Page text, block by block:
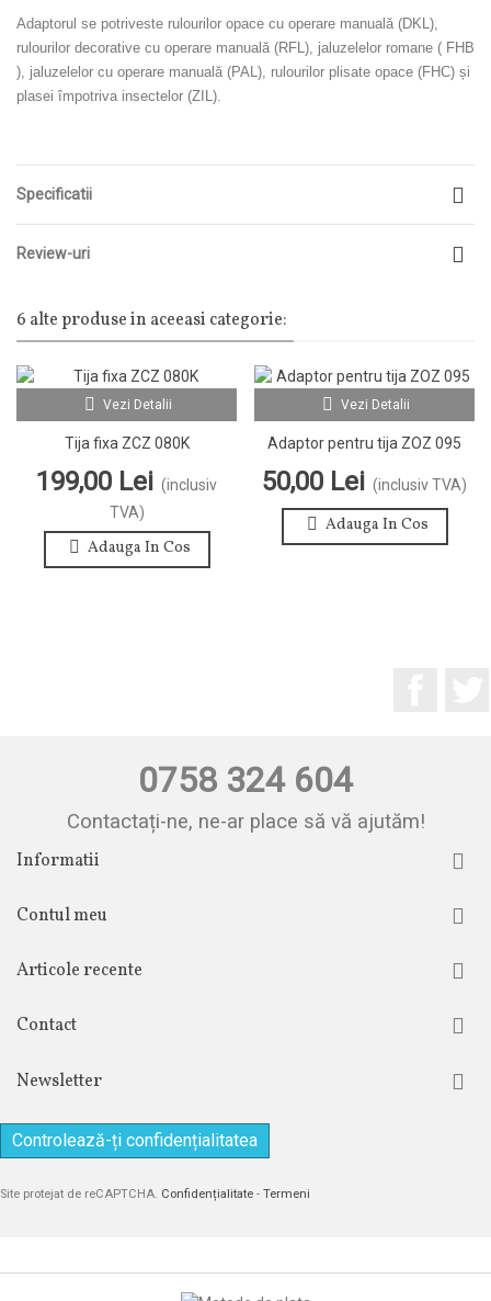
Adaptorul se potriveste rulourilor opace cu operare manuală (DKL),
rulourilor decorative cu operare manuală (RFL), jaluzelelor romane ( FHB
), jaluzelelor cu operare manuală (PAL), rulourilor plisate opace (FHC) și
plasei împotriva insectelor (ZIL).
Specificatii
Review-uri
6 alte produse in aceeasi categorie:
Vezi Detalii
Tija fixa ZCZ 080K
199,00 Lei (inclusiv
TVA)
Adauga In Cos
Vezi Detalii
Adaptor pentru tija ZOZ 095
50,00 Lei (inclusiv TVA)
Adauga In Cos
0758 324 604
Contactați-ne, ne-ar place să vă ajutăm!
Informatii
Contul meu
Articole recente
Contact
Newsletter
Controlează-ți confidențialitatea
Site protejat de reCAPTCHA. Confidențialitate - Termeni